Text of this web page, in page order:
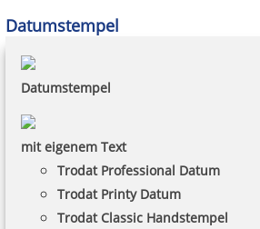
Datumstempel
Datumstempel
mit eigenem Text
Trodat Professional Datum
Trodat Printy Datum
Trodat Classic Handstempel